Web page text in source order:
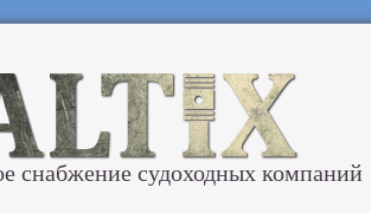
снабжение судоходных компаний